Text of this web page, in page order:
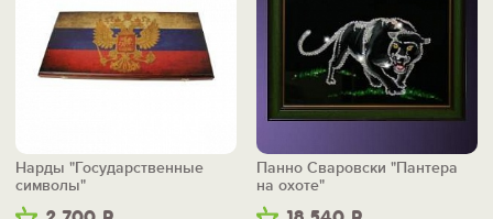
Нарды "Государственные
символы"
Панно Сваровски "Пантера
на охоте"